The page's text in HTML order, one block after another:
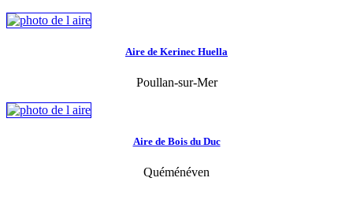
Aire de Kerinec Huella
Poullan-sur-Mer
Aire de Bois du Duc
Quéménéven